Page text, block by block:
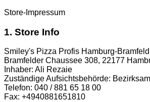
Store-Impressum
1. Store Info
Smiley's Pizza Profis Hamburg-Bramfeld
Bramfelder Chaussee 308, 22177
Inhaber: Ali Rezaie
Zuständige Aufsichtsbehörde:
Telefon: 040 / 881 65 18 00
Fax: +4940881651810